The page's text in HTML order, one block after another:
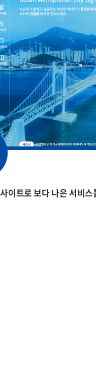
이트로 보다 나은 서비